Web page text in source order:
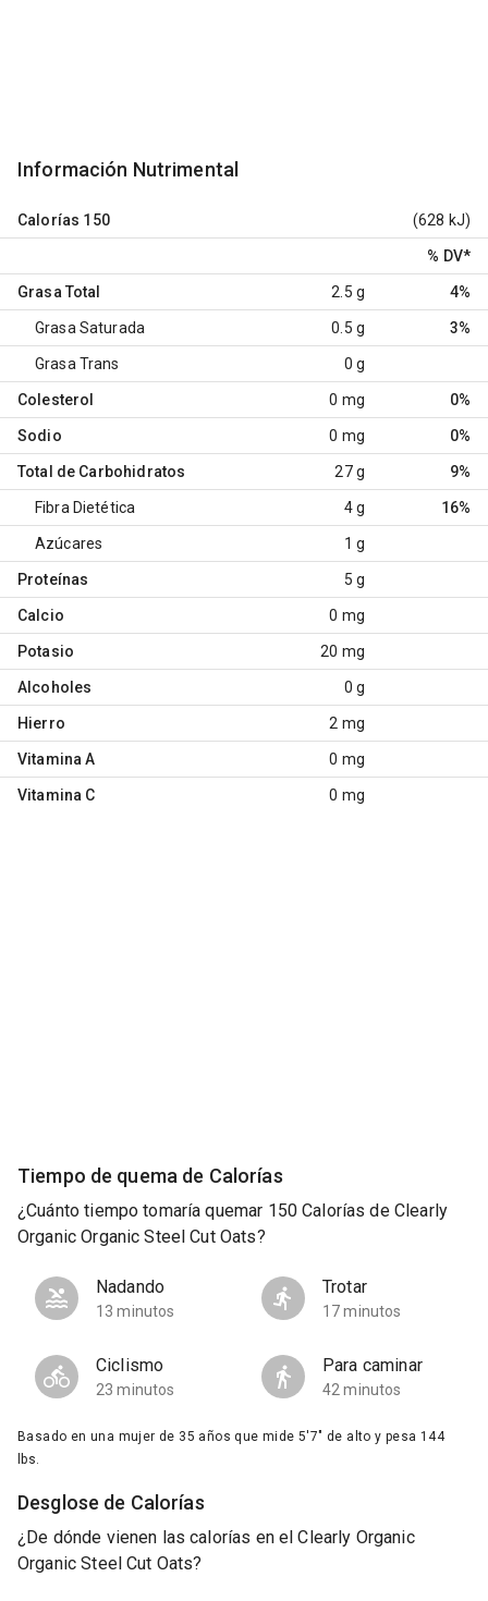
Información Nutrimental
Calorías 150 (628 kJ)
% DV*
Grasa Total 2.5 g 4%
Grasa Saturada 0.5 g 3%
Grasa Trans 0 g
Colesterol 0 mg 0%
Sodio 0 mg 0%
Total de Carbohidratos 27 g 9%
Fibra Dietética 4 g 16%
Azúcares 1 g
Proteínas 5 g
Calcio 0 mg
Potasio 20 mg
Alcoholes 0 g
Hierro 2 mg
Vitamina A 0 mg
Vitamina C 0 mg
Tiempo de quema de Calorías
¿Cuánto tiempo tomaría quemar 150 Calorías de Clearly
Organic Organic Steel Cut Oats?
Nadando
13 minutos
Trotar
17 minutos
Ciclismo
23 minutos
Para caminar
42 minutos
Basado en una mujer de 35 años que mide 5'7" de alto y pesa 144
lbs.
Desglose de Calorías
¿De dónde vienen las calorías en el Clearly Organic
Organic Steel Cut Oats?